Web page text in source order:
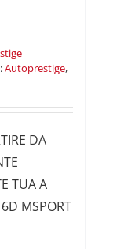
Autoprestige,
DA
TUA A
MSPORT